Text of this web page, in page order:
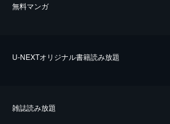
無料マンガ
U-NEXTオリジナル書籍読み放題
雑誌読み放題